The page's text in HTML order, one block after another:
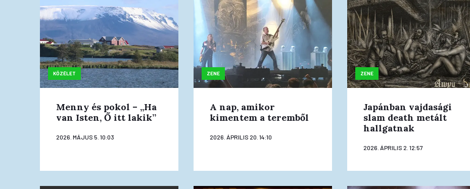
KÖZÉLET
Menny és pokol – „Ha
van Isten, Ő itt lakik”
2026. MÁJUS 5. 10:03
ZENE
A nap, amikor
kimentem a teremből
2026. ÁPRILIS 20. 14:10
ZENE
Japánban vajdasági
slam death metált
hallgatnak
2026. ÁPRILIS 2. 12:57